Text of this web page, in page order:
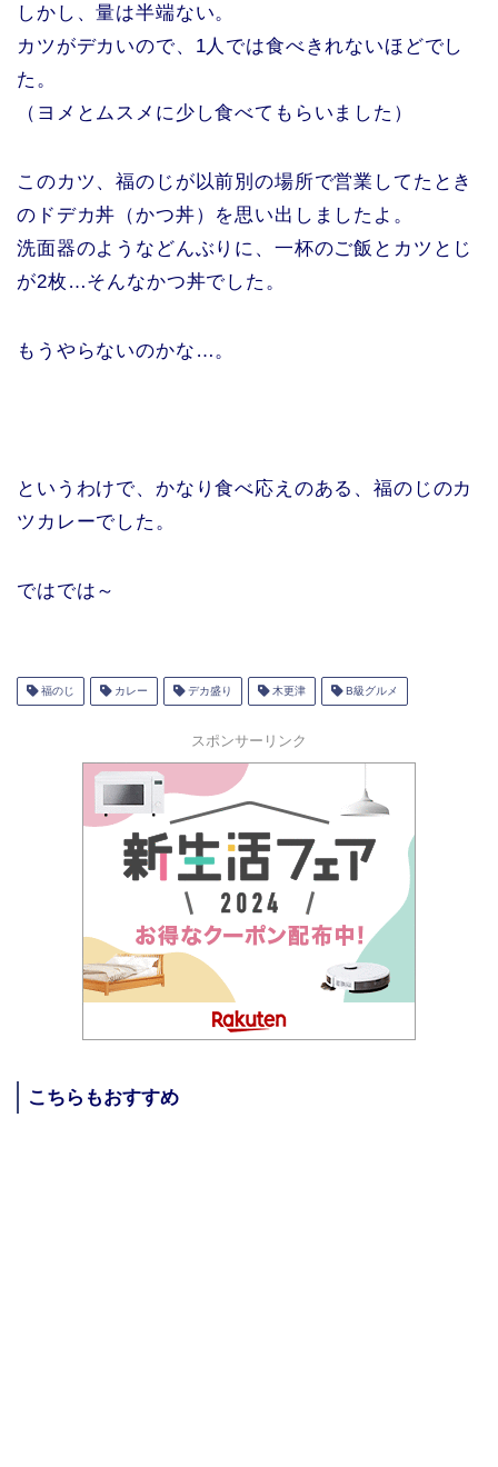
しかし、量は半端ない。
カツがデカいので、1人では食べきれないほどでし
た。
（ヨメとムスメに少し食べてもらいました）
このカツ、福のじが以前別の場所で営業してたとき
のドデカ丼（かつ丼）を思い出しましたよ。
洗面器のようなどんぶりに、一杯のご飯とカツとじ
が2枚…そんなかつ丼でした。
もうやらないのかな…。
というわけで、かなり食べ応えのある、福のじのカ
ツカレーでした。
ではでは～
福のじ カレー デカ盛り 木更津 B級グルメ
スポンサーリンク
こちらもおすすめ